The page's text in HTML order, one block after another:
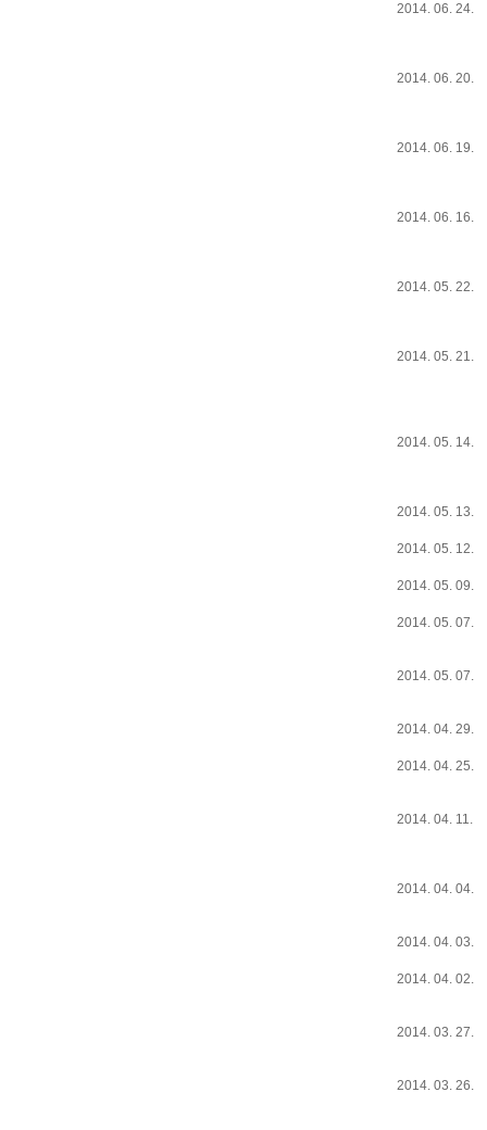
2014. 06. 24.
2014. 06. 20.
2014. 06. 19.
2014. 06. 16.
2014. 05. 22.
2014. 05. 21.
2014. 05. 14.
2014. 05. 13.
2014. 05. 12.
2014. 05. 09.
2014. 05. 07.
2014. 05. 07.
2014. 04. 29.
2014. 04. 25.
2014. 04. 11.
2014. 04. 04.
2014. 04. 03.
2014. 04. 02.
2014. 03. 27.
2014. 03. 26.